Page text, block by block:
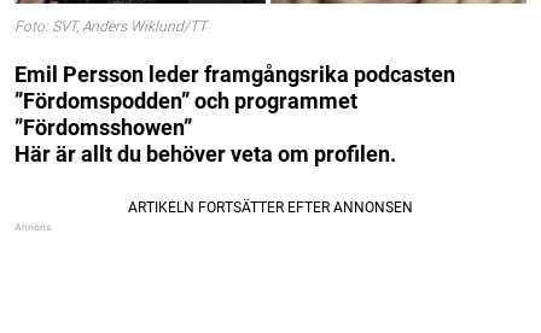
Foto: SVT, Anders Wiklund/TT
Emil Persson leder framgångsrika podcasten
”Fördomspodden” och programmet
”Fördomsshowen”
Här är allt du behöver veta om profilen.